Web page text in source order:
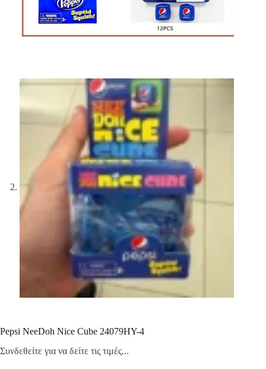
Pepsi NeeDoh Nice Cube 24079HY-4
Συνδεθείτε για να δείτε τις τιμές...